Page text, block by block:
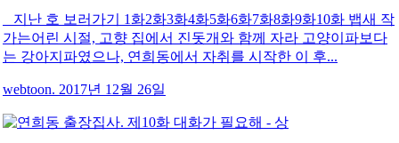
지난 호 보러가기 1화2화3화4화5화6화7화8화9화10화 뱁새 작
가는어린 시절, 고향 집에서 진돗개와 함께 자라 고양이파보다
는 강아지파였으나, 연희동에서 자취를 시작한 이 후...
webtoon. 2017년 12월 26일